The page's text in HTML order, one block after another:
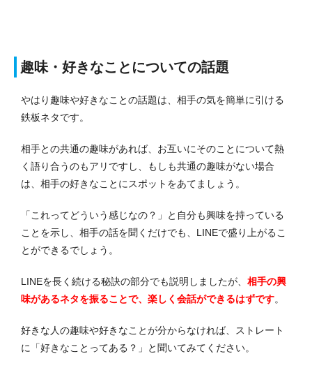
趣味・好きなことについての話題
やはり趣味や好きなことの話題は、相手の気を簡単に引ける
鉄板ネタです。
相手との共通の趣味があれば、お互いにそのことについて熱
く語り合うのもアリですし、もしも共通の趣味がない場合
は、相手の好きなことにスポットをあてましょう。
「これってどういう感じなの？」と自分も興味を持っている
ことを示し、相手の話を聞くだけでも、LINEで盛り上がるこ
とができるでしょう。
LINEを長く続ける秘訣の部分でも説明しましたが、 相手の興
味があるネタを振ることで、楽しく会話ができるはずです。
好きな人の趣味や好きなことが分からなければ、ストレート
に「好きなことってある？」と聞いてみてください。